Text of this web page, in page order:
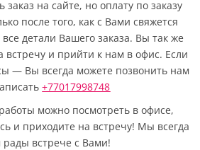
на сайте, но оплату по заказу
после того, как с Вами свяжется
детали Вашего заказа. Вы так же
встречу и прийти к нам в офис. Если
— Вы всегда можете позвонить нам
+77017998748
можно посмотреть в офисе,
и приходите на встречу! Мы всегда
рады встрече с Вами!